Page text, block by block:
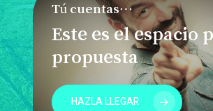
Tú cuentas…
Este es el espacio
propuesta
HAZLA LLEGAR